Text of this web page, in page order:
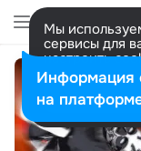
Мы
сервисы для
настроить
Разрешить
Информация
на